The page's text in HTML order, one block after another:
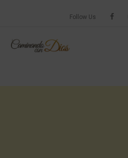
Follow Us